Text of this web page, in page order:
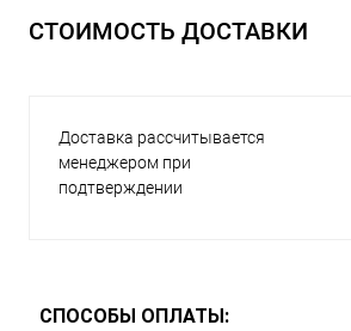
СТОИМОСТЬ ДОСТАВКИ
Доставка рассчитывается
менеджером при
подтверждении
СПОСОБЫ ОПЛАТЫ: